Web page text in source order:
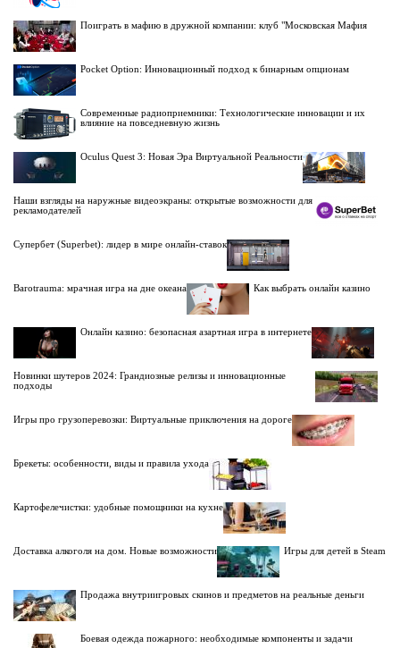
Поиграть в мафию в дружной компании: клуб "Московская Мафия
Pocket Option: Инновационный подход к бинарным опционам
Современные радиоприемники: Технологические инновации и их
влияние на повседневную жизнь
Oculus Quest 3: Новая Эра Виртуальной Реальности
Наши взгляды на наружные видеоэкраны: открытые возможности для
рекламодателей
Супербет (Superbet): лидер в мире онлайн-ставок
Barotrauma: мрачная игра на дне океана Как выбрать онлайн казино
Онлайн казино: безопасная азартная игра в интернете
Новинки шутеров 2024: Грандиозные релизы и инновационные
подходы
Игры про грузоперевозки: Виртуальные приключения на дороге
Брекеты: особенности, виды и правила ухода
Картофелечистки: удобные помощники на кухне
Доставка алкоголя на дом. Новые возможности Игры для детей в Steam
Продажа внутриигровых скинов и предметов на реальные деньги
Боевая одежда пожарного: необходимые компоненты и задачи